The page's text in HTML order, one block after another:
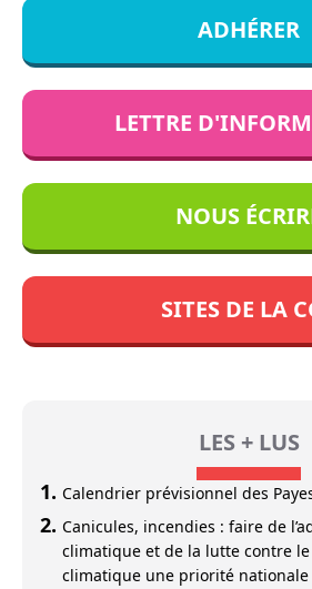
ADHÉRER
LETTRE
NOUS
SITES DE LA
LES + LUS
Calendrier prévisionnel des
Canicules, incendies : faire de
climatique et de la lutte contre
climatique une priorité nationale